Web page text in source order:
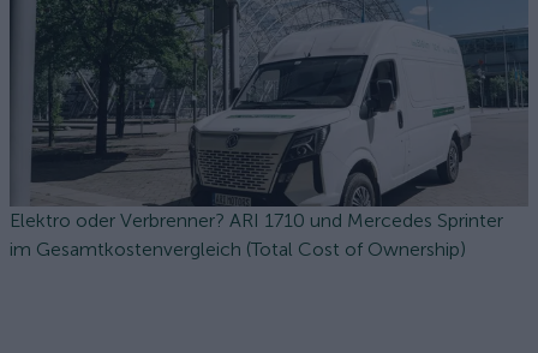
Elektro oder Verbrenner? ARI 1710 und Mercedes Sprinter
im Gesamtkostenvergleich (Total Cost of Ownership)